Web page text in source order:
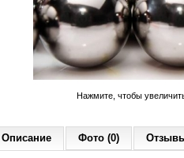
Нажмите, чтобы
Описание Фото (0)